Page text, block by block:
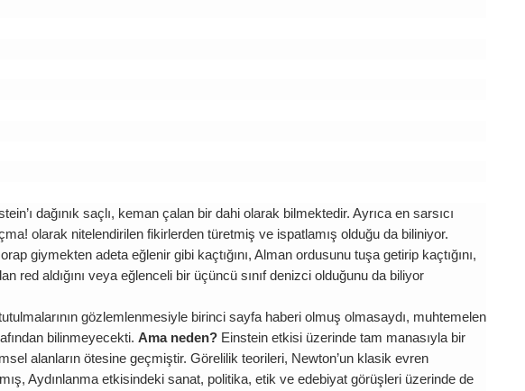
dağınık saçlı, keman çalan bir dahi olarak bilmektedir. Ayrıca en sarsıcı
olarak nitelendirilen fikirlerden türetmiş ve ispatlamış olduğu da biliniyor.
giymekten adeta eğlenir gibi kaçtığını, Alman ordusunu tuşa getirip kaçtığını,
red aldığını veya eğlenceli bir üçüncü sınıf denizci olduğunu da biliyor
gözlemlenmesiyle birinci sayfa haberi olmuş olmasaydı, muhtemelen
bilinmeyecekti. Ama neden? Einstein etkisi üzerinde tam manasıyla bir
alanların ötesine geçmiştir. Görelilik teorileri, Newton’un klasik evren
Aydınlanma etkisindeki sanat, politika, etik ve edebiyat görüşleri üzerinde de